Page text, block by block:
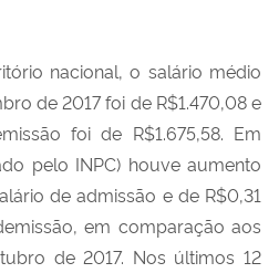
nacional, o salário médio
de 2017 foi de R$1.470,08 e
foi de R$1.675,58. Em
pelo INPC) houve aumento
de admissão e de R$0,31
em comparação aos
de 2017. Nos últimos 12